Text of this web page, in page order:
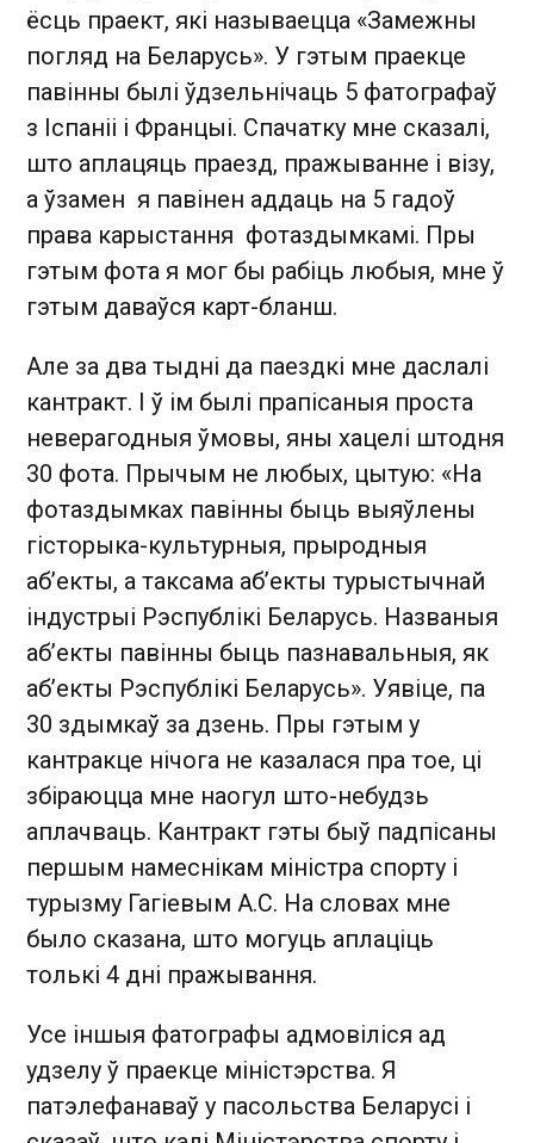
ёсць праект, які называецца «Замежны
погляд на Беларусь». У гэтым праекце
павінны былі ўдзельнічаць 5 фатографаў
з Іспаніі і Францыі. Спачатку мне сказалі,
што аплацяць праезд, пражыванне і візу,
а ўзамен я павінен аддаць на 5 гадоў
права карыстання фотаздымкамі. Пры
гэтым фота я мог бы рабіць любыя, мне ў
гэтым даваўся карт-бланш.
Але за два тыдні да паездкі мне даслалі
кантракт. І ў ім былі прапісаныя проста
неверагодныя ўмовы, яны хацелі штодня
30 фота. Прычым не любых, цытую: «На
фотаздымках павінны быць выяўлены
гісторыка-культурныя, прыродныя
аб’екты, а таксама аб’екты турыстычнай
індустрыі Рэспублікі Беларусь. Названыя
аб’екты павінны быць пазнавальныя, як
аб’екты Рэспублікі Беларусь». Уявіце, па
30 здымкаў за дзень. Пры гэтым у
кантракце нічога не казалася пра тое, ці
збіраюцца мне наогул што-небудзь
аплачваць. Кантракт гэты быў падпісаны
першым намеснікам міністра спорту і
турызму Гагіевым А.С. На словах мне
было сказана, што могуць аплаціць
толькі 4 дні пражывання.
Усе іншыя фатографы адмовіліся ад
удзелу ў праекце міністэрства. Я
патэлефанаваў у пасольства Беларусі і